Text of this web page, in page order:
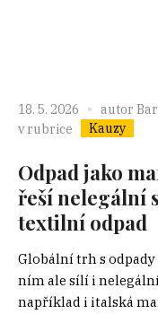
18. 5. 2026 autor
v rubrice
Kauzy
Odpad jako
řeší nelegální
textilní odpad
Globální trh s
ním ale sílí i
například i italská